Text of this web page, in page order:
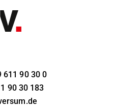
611 90 30 0
90 30 183